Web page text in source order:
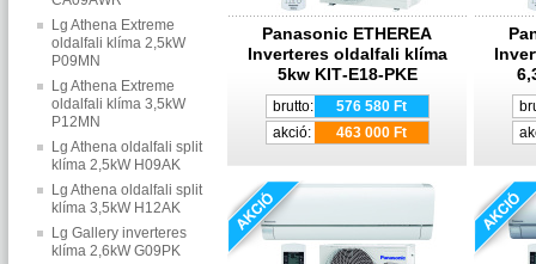
Lg Athena Extreme
oldalfali klíma 2,5kW
P09MN
Lg Athena Extreme
oldalfali klíma 3,5kW
P12MN
Lg Athena oldalfali split
klíma 2,5kW H09AK
Lg Athena oldalfali split
klíma 3,5kW H12AK
Lg Gallery inverteres
klíma 2,6kW G09PK
Panasonic ETHEREA
Inverteres oldalfali klíma
5kw KIT‐E18‐PKE
brutto:
576 580 Ft
akció:
463 000 Ft